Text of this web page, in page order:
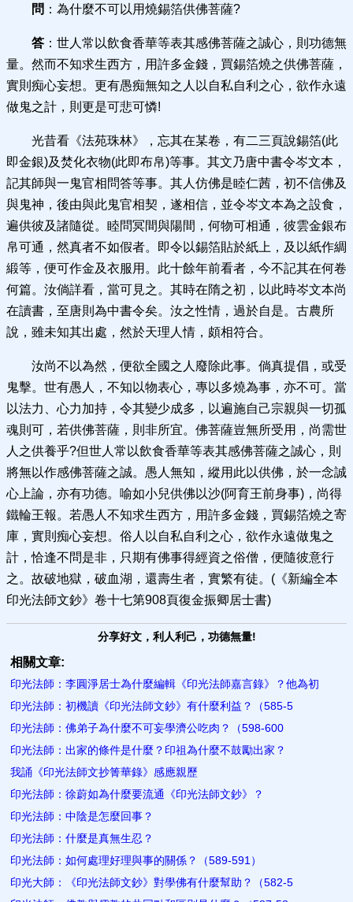
問 ：為什麼不可以用燒錫箔供佛菩薩?
答 ：世人常以飲食香華等表其感佛菩薩之誠心，則功德無
量。然而不知求生西方，用許多金錢，買錫箔燒之供佛菩薩，
實則痴心妄想。更有愚痴無知之人以自私自利之心，欲作永遠
做鬼之計，則更是可悲可憐!
光昔看《法苑珠林》，忘其在某卷，有二三頁說錫箔(此
即金銀)及焚化衣物(此即布帛)等事。其文乃唐中書令岑文本，
記其師與一鬼官相問答等事。其人仿佛是睦仁茜，初不信佛及
與鬼神，後由與此鬼官相契，遂相信，並令岑文本為之設食，
遍供彼及諸隨從。睦問冥間與陽間，何物可相通，彼雲金銀布
帛可通，然真者不如假者。即令以錫箔貼於紙上，及以紙作綢
緞等，便可作金及衣服用。此十餘年前看者，今不記其在何卷
何篇。汝倘詳看，當可見之。其時在隋之初，以此時岑文本尚
在讀書，至唐則為中書令矣。汝之性情，過於自是。古農所
說，雖未知其出處，然於天理人情，頗相符合。
汝尚不以為然，便欲全國之人廢除此事。倘真提倡，或受
鬼擊。世有愚人，不知以物表心，專以多燒為事，亦不可。當
以法力、心力加持，令其變少成多，以遍施自己宗親與一切孤
魂則可，若供佛菩薩，則非所宜。佛菩薩豈無所受用，尚需世
人之供養乎?但世人常以飲食香華等表其感佛菩薩之誠心，則
將無以作感佛菩薩之誠。愚人無知，縱用此以供佛，於一念誠
心上論，亦有功德。喻如小兒供佛以沙(阿育王前身事)，尚得
鐵輪王報。若愚人不知求生西方，用許多金錢，買錫箔燒之寄
庫，實則痴心妄想。俗人以自私自利之心，欲作永遠做鬼之
計，恰逢不問是非，只期有佛事得經資之俗僧，便隨彼意行
之。故破地獄，破血湖，還壽生者，實繁有徒。(《新編全本
印光法師文鈔》卷十七第908頁復金振卿居士書)
分享好文，利人利己，功德無量!
相關文章:
印光法師：李圓淨居士為什麼編輯《印光法師嘉言錄》？他為初
印光法師：初機讀《印光法師文鈔》有什麼利益？（585-5
印光法師：佛弟子為什麼不可妄學濟公吃肉？（598-600
印光法師：出家的條件是什麼？印祖為什麼不鼓勵出家？
我誦《印光法師文抄箐華錄》感應親歷
印光法師：徐蔚如為什麼要流通《印光法師文鈔》？
印光法師：中陰是怎麼回事？
印光法師：什麼是真無生忍？
印光法師：如何處理好理與事的關係？（589-591）
印光大師：《印光法師文鈔》對學佛有什麼幫助？（582-5